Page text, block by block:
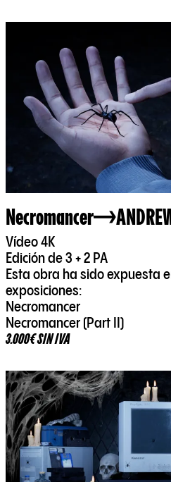
Necromancer
Vídeo 4K
Edición de 3 + 2 PA
Esta obra ha sido expuesta
exposiciones:
Necromancer
Necromancer (Part II)
3.000€ SIN IVA